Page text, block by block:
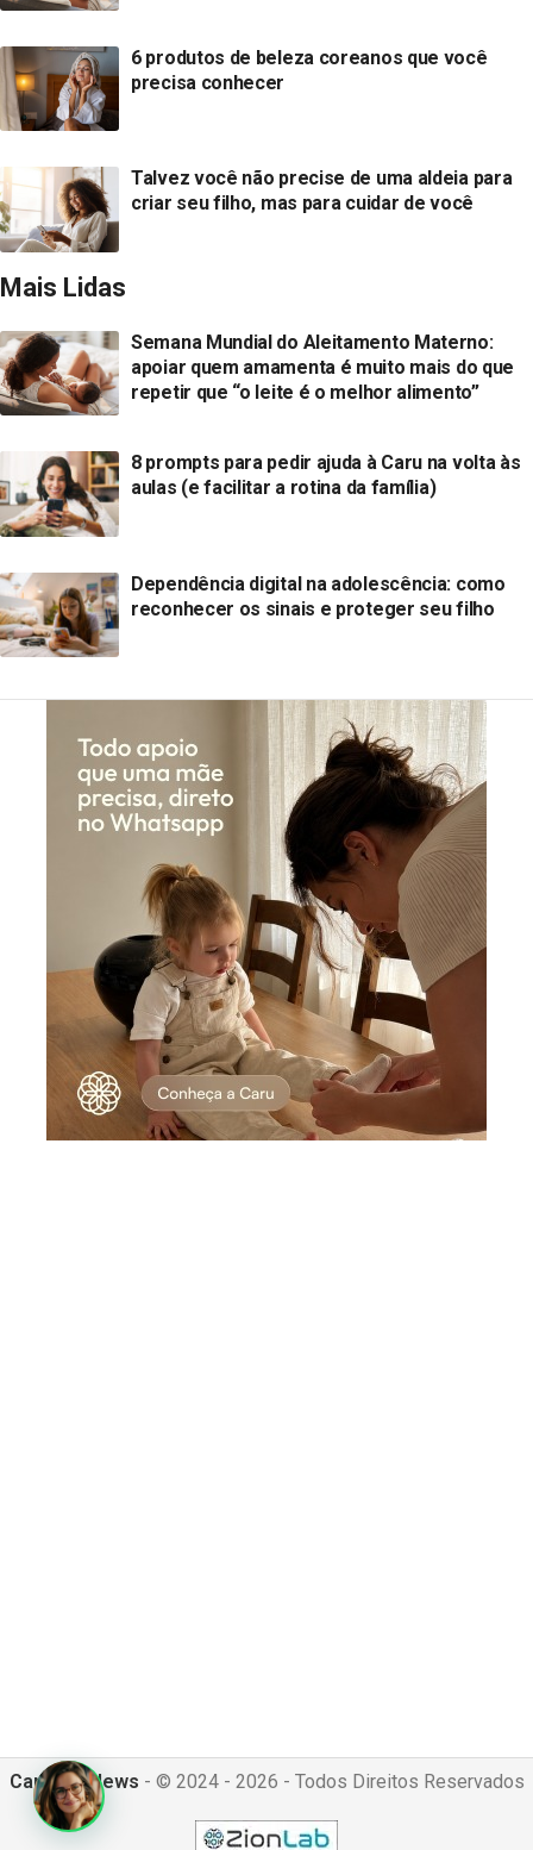
6 produtos de beleza coreanos que você
precisa conhecer
Talvez você não precise de uma aldeia para
criar seu filho, mas para cuidar de você
Mais Lidas
Semana Mundial do Aleitamento Materno:
apoiar quem amamenta é muito mais do que
repetir que “o leite é o melhor alimento”
8 prompts para pedir ajuda à Caru na volta às
aulas (e facilitar a rotina da família)
Dependência digital na adolescência: como
reconhecer os sinais e proteger seu filho
Canguru News - © 2024 - 2026 - Todos Direitos Reservados